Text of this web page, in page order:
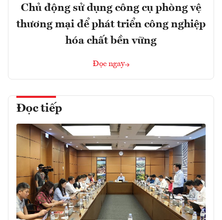
Chủ động sử dụng công cụ phòng vệ
thương mại để phát triển công nghiệp
hóa chất bền vững
Đọc ngay
Đọc tiếp